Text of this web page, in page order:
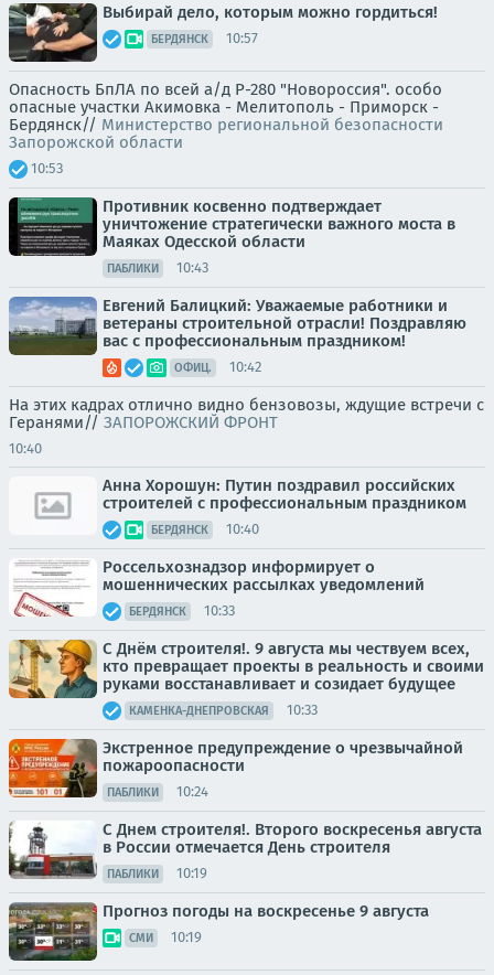
Выбирай дело, которым можно гордиться!
БЕРДЯНСК 10:57
Опасность БпЛА по всей а/д Р-280 "Новороссия". особо
опасные участки Акимовка - Мелитополь - Приморск -
Бердянск// Министерство региональной безопасности
Запорожской области
10:53
Противник косвенно подтверждает
уничтожение стратегически важного моста в
Маяках Одесской области
ПАБЛИКИ 10:43
Евгений Балицкий: Уважаемые работники и
ветераны строительной отрасли! Поздравляю
вас с профессиональным праздником!
ОФИЦ. 10:42
На этих кадрах отлично видно бензовозы, ждущие встречи с
Геранями// ЗАПОРОЖСКИЙ ФРОНТ
10:40
Анна Хорошун: Путин поздравил российских
строителей с профессиональным праздником
БЕРДЯНСК 10:40
Россельхознадзор информирует о
мошеннических рассылках уведомлений
БЕРДЯНСК 10:33
С Днём строителя!. 9 августа мы чествуем всех,
кто превращает проекты в реальность и своими
руками восстанавливает и созидает будущее
КАМЕНКА-ДНЕПРОВСКАЯ 10:33
Экстренное предупреждение о чрезвычайной
пожароопасности
ПАБЛИКИ 10:24
С Днем строителя!. Второго воскресенья августа
в России отмечается День строителя
ПАБЛИКИ 10:19
Прогноз погоды на воскресенье 9 августа
СМИ 10:19